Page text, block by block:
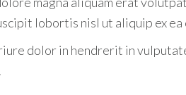
lobortis nisl ut aliquip ex ea
dolor in hendrerit in